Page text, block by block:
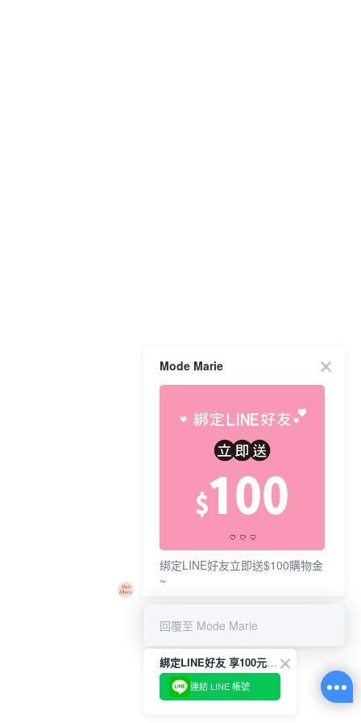
Mode Marie
綁定LINE好友立即送$100購物金
~
回覆至 Mode Marie
綁定LINE好友 享100元折價券
連結 LINE 帳號